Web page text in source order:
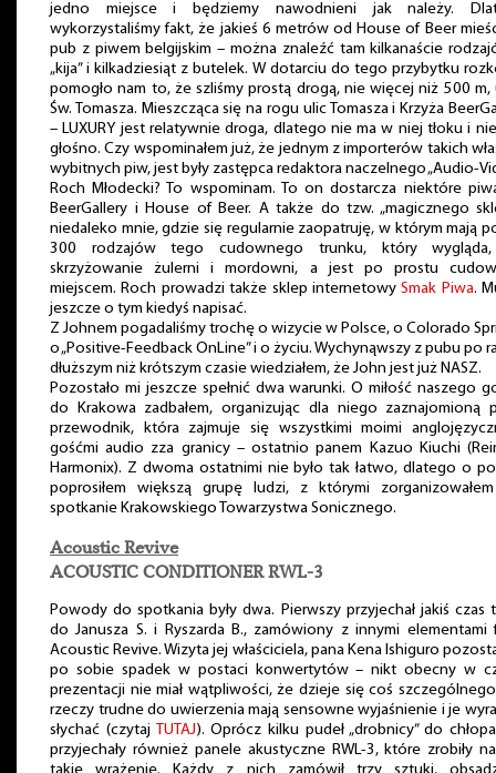
jedno miejsce i będziemy nawodnieni jak należy.
wykorzystaliśmy fakt, że jakieś 6 metrów od House of Beer
pub z piwem belgijskim – można znaleźć tam kilkanaście
„kija” i kilkadziesiąt z butelek. W dotarciu do tego przybytku
pomogło nam to, że szliśmy prostą drogą, nie więcej niż 500 m,
Św. Tomasza. Mieszcząca się na rogu ulic Tomasza i Krzyża
– LUXURY jest relatywnie droga, dlatego nie ma w niej tłoku i
głośno. Czy wspominałem już, że jednym z importerów takich
wybitnych piw, jest były zastępca redaktora naczelnego „Audio-
Roch Młodecki? To wspominam. To on dostarcza niektóre
BeerGallery i House of Beer. A także do tzw. „magicznego
niedaleko mnie, gdzie się regularnie zaopatruję, w którym mają
300 rodzajów tego cudownego trunku, który
skrzyżowanie żulerni i mordowni, a jest po prostu
miejscem. Roch prowadzi także sklep internetowySmak Piwa.
jeszcze o tym kiedyś napisać.
Z Johnem pogadaliśmy trochę o wizycie w Polsce, o Colorado
o „Positive-Feedback OnLine” i o życiu. Wychynąwszy z pubu po
dłuższym niż krótszym czasie wiedziałem, że John jest już NASZ.
Pozostało mi jeszcze spełnić dwa warunki. O miłość naszego
do Krakowa zadbałem, organizując dla niego zaznajomioną
przewodnik, która zajmuje się wszystkimi moimi
gośćmi audio zza granicy – ostatnio panem Kazuo Kiuchi
Harmonix). Z dwoma ostatnimi nie było tak łatwo, dlatego o
poprosiłem większą grupę ludzi, z którymi
spotkanie Krakowskiego Towarzystwa Sonicznego.
Acoustic Revive
ACOUSTIC CONDITIONER RWL-3
Powody do spotkania były dwa. Pierwszy przyjechał jakiś czas
do Janusza S. i Ryszarda B., zamówiony z innymi elementami
Acoustic Revive. Wizyta jej właściciela, pana Kena Ishiguro
po sobie spadek w postaci konwertytów – nikt obecny w
prezentacji nie miał wątpliwości, że dzieje się coś
rzeczy trudne do uwierzenia mają sensowne wyjaśnienie i je
słychać (czytaj TUTAJ). Oprócz kilku pudeł „drobnicy” do
przyjechały również panele akustyczne RWL-3, które zrobiły